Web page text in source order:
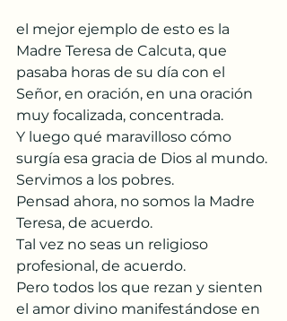
el mejor ejemplo de esto es la
Madre Teresa de Calcuta, que
pasaba horas de su día con el
Señor, en oración, en una oración
muy focalizada, concentrada.
Y luego qué maravilloso cómo
surgía esa gracia de Dios al mundo.
Servimos a los pobres.
Pensad ahora, no somos la Madre
Teresa, de acuerdo.
Tal vez no seas un religioso
profesional, de acuerdo.
Pero todos los que rezan y sienten
el amor divino manifestándose en